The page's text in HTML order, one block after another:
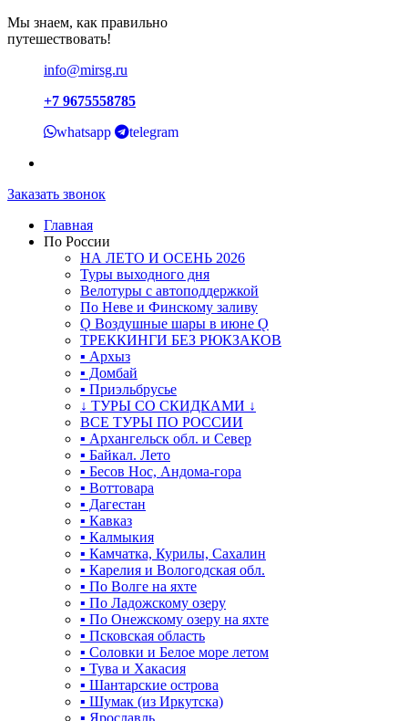
Мы знаем, как правильно
путешествовать!
info@mirsg.ru
+7 9675558785
whatsapp telegram
Заказать звонок
Главная
По России
НА ЛЕТО И ОСЕНЬ 2026
Туры выходного дня
Велотуры с автоподдержкой
По Неве и Финскому заливу
Ǫ Воздушные шары в июне Ǫ
ТРЕККИНГИ БЕЗ РЮКЗАКОВ
▪ Архыз
▪ Домбай
▪ Приэльбрусье
↓ ТУРЫ СО СКИДКАМИ ↓
ВСЕ ТУРЫ ПО РОССИИ
▪ Архангельск обл. и Север
▪ Байкал. Лето
▪ Бесов Нос, Андома-гора
▪ Воттовара
▪ Дагестан
▪ Кавказ
▪ Калмыкия
▪ Камчатка, Курилы, Сахалин
▪ Карелия и Вологодская обл.
▪ По Волге на яхте
▪ По Ладожскому озеру
▪ По Онежскому озеру на яхте
▪ Псковская область
▪ Соловки и Белое море летом
▪ Тува и Хакасия
▪ Шантарские острова
▪ Шумак (из Иркутска)
▪ Ярославль